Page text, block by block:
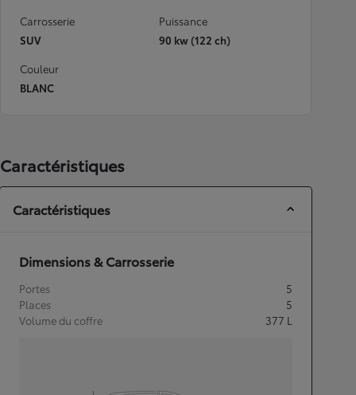
Carrosserie
SUV
Puissance
90 kw (122 ch)
Couleur
BLANC
Caractéristiques
Caractéristiques
Dimensions & Carrosserie
Portes
5
Places
5
Volume du coffre
377 L